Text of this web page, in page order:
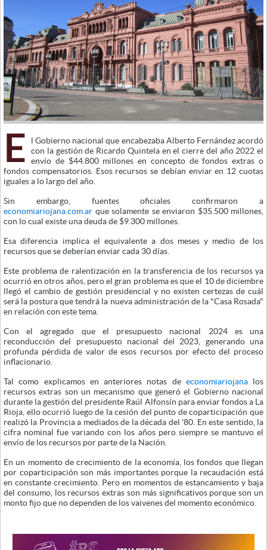
E
l Gobierno nacional que encabezaba Alberto Fernández acordó
con la gestión de Ricardo Quintela en el cierre del año 2022 el
envío de $44.800 millones en concepto de fondos extras o
fondos compensatorios. Esos recursos se debían enviar en 12 cuotas
iguales a lo largo del año.
Sin embargo, fuentes oficiales confirmaron a
economiariojana.com.ar que solamente se enviaron $35.500 millones,
con lo cual existe una deuda de $9.300 millones.
Esa diferencia implica el equivalente a dos meses y medio de los
recursos que se deberían enviar cada 30 días.
Este problema de ralentización en la transferencia de los recursos ya
ocurrió en otros años, pero el gran problema es que el 10 de diciembre
llegó el cambio de gestión presidencial y no existen certezas de cuál
será la postura que tendrá la nueva administración de la "Casa Rosada"
en relación con este tema.
Con el agregado que el presupuesto nacional 2024 es una
reconducción del presupuesto nacional del 2023, generando una
profunda pérdida de valor de esos recursos por efecto del proceso
inflacionario.
Tal como explicamos en anteriores notas de economiariojanalos
recursos extras son un mecanismo que generó el Gobierno nacional
durante la gestión del presidente Raúl Alfonsín para enviar fondos a La
Rioja, ello ocurrió luego de la cesión del punto de coparticipación que
realizó la Provincia a mediados de la década del '80. En este sentido, la
cifra nominal fue variando con los años pero siempre se mantuvo el
envío de los recursos por parte de la Nación.
En un momento de crecimiento de la economía, los fondos que llegan
por coparticipación son más importantes porque la recaudación está
en constante crecimiento. Pero en momentos de estancamiento y baja
del consumo, los recursos extras son más significativos porque son un
monto fijo que no dependen de los vaivenes del momento económico.